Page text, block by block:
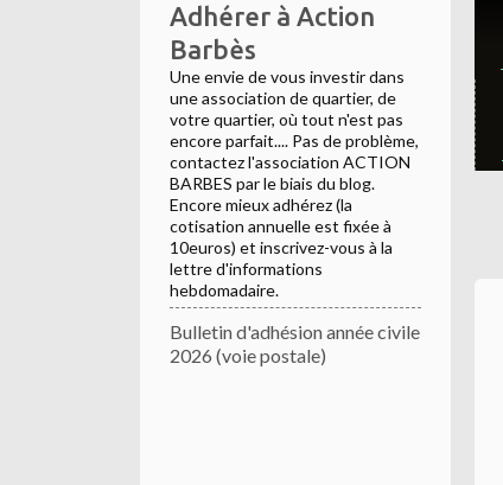
Adhérer à Action
Barbès
Une envie de vous investir dans
une association de quartier, de
votre quartier, où tout n'est pas
encore parfait.... Pas de problème,
contactez l'association ACTION
BARBES par le biais du blog.
Encore mieux adhérez (la
cotisation annuelle est fixée à
10euros) et inscrivez-vous à la
lettre d'informations
hebdomadaire.
Bulletin d'adhésion année civile
2026 (voie postale)